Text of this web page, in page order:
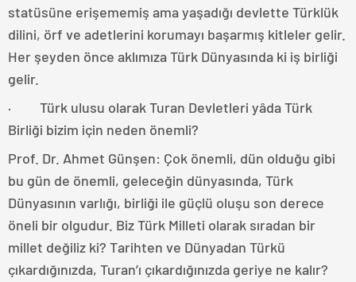
statüsüne erişememiş ama yaşadığı devlette Türklük
dilini, örf ve adetlerini korumayı başarmış kitleler gelir.
Her şeyden önce aklımıza Türk Dünyasında ki iş birliği
gelir.
· Türk ulusu olarak Turan Devletleri yâda Türk
Birliği bizim için neden önemli?
Prof. Dr. Ahmet Günşen: Çok önemli, dün olduğu gibi
bu gün de önemli, geleceğin dünyasında, Türk
Dünyasının varlığı, birliği ile güçlü oluşu son derece
öneli bir olgudur. Biz Türk Milleti olarak sıradan bir
millet değiliz ki? Tarihten ve Dünyadan Türkü
çıkardığınızda, Turan’ı çıkardığınızda geriye ne kalır?